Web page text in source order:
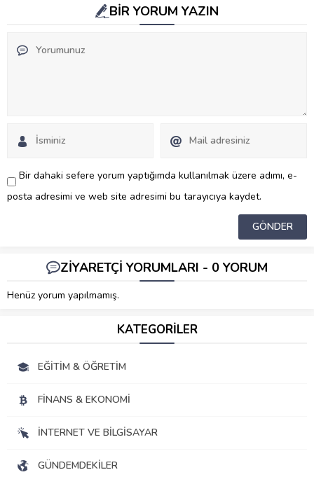
BİR YORUM YAZIN
Bir dahaki sefere yorum yaptığımda kullanılmak üzere adımı, e-
posta adresimi ve web site adresimi bu tarayıcıya kaydet.
ZİYARETÇİ YORUMLARI - 0 YORUM
Henüz yorum yapılmamış.
KATEGORİLER
EĞITIM & ÖĞRETIM
FINANS & EKONOMI
İNTERNET VE BILGISAYAR
GÜNDEMDEKILER